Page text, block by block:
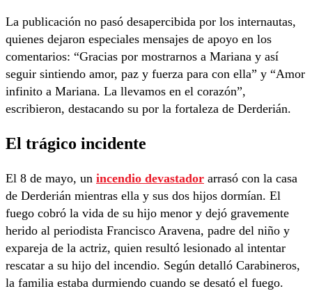
La publicación no pasó desapercibida por los internautas,
quienes dejaron especiales mensajes de apoyo en los
comentarios: “Gracias por mostrarnos a Mariana y así
seguir sintiendo amor, paz y fuerza para con ella” y “Amor
infinito a Mariana. La llevamos en el corazón”,
escribieron, destacando su por la fortaleza de Derderián.
El trágico incidente
El 8 de mayo, un incendio devastador arrasó con la casa
de Derderián mientras ella y sus dos hijos dormían. El
fuego cobró la vida de su hijo menor y dejó gravemente
herido al periodista Francisco Aravena, padre del niño y
expareja de la actriz, quien resultó lesionado al intentar
rescatar a su hijo del incendio. Según detalló Carabineros,
la familia estaba durmiendo cuando se desató el fuego.